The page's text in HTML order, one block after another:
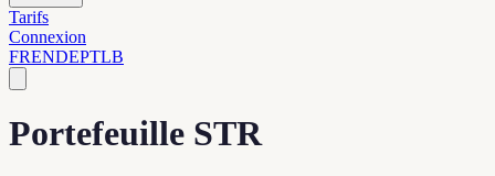
Tarifs
Connexion
FRENDEPTLB
Portefeuille STR